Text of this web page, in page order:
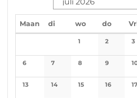
Maan maandag
didinsdag
wowoensdag
do
1
No events
2
No events
3
No
6
No events
7
No events
8
No events
9
No events
No
13 14 15 16 17